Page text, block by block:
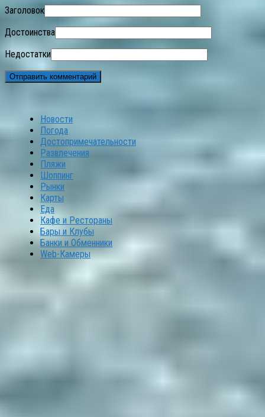
Заголовок
Достоинства
Недостатки
Новости
Погода
Достопримечательности
Развлечения
Пляжи
Шоппинг
Рынки
Карты
Еда
Кафе и Рестораны
Бары и Клубы
Банки и Обменники
Web-Камеры